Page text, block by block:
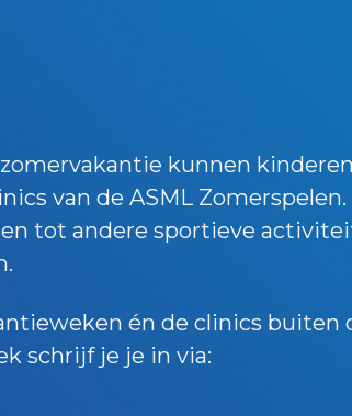
kunnen kinderen
van de ASML Zomerspelen.
tot andere sportieve
én de clinics buiten
schrijf je je in via: